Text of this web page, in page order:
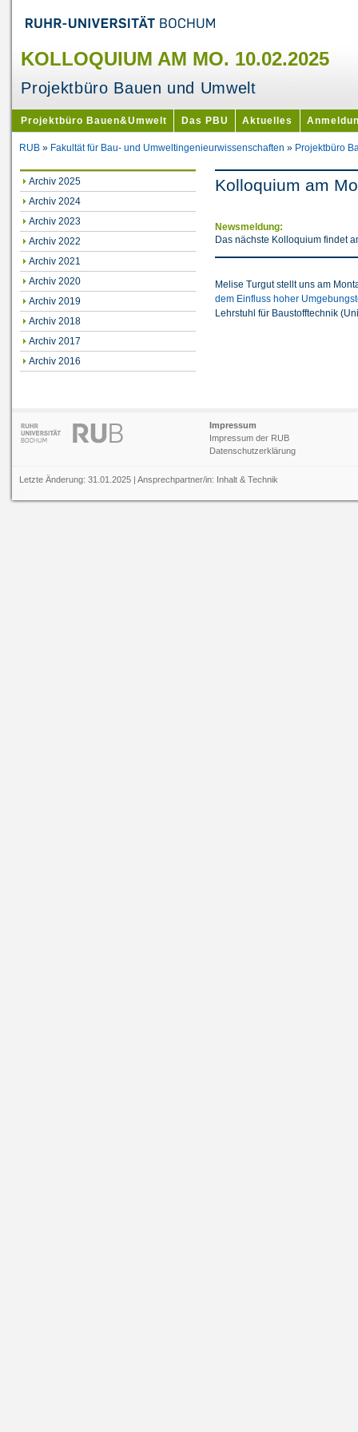
KOLLOQUIUM AM MO. 10.02.2025
Projektbüro Bauen und Umwelt
Projektbüro Bauen&Umwelt Das PBU Aktuelles
RUB » Fakultät für Bau- und Umweltingenieurwissenschaften » Projektbüro
Archiv 2025
Archiv 2024
Archiv 2023
Archiv 2022
Archiv 2021
Archiv 2020
Archiv 2019
Archiv 2018
Archiv 2017
Archiv 2016
Kolloquium am
Newsmeldung:
Das nächste Kolloquium findet
Melise Turgut stellt uns am
dem Einfluss hoher
Lehrstuhl für Baustofftechnik
Impressum
Impressum der RUB
Datenschutzerklärung
Letzte Änderung: 31.01.2025 | Ansprechpartner/in: Inhalt &Technik